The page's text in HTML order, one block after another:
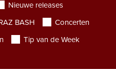
Nieuwe releases
BASH
Concerten
Tip van de Week